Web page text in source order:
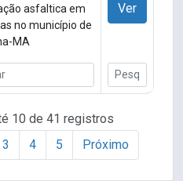
asfaltica em
no município de
MA
Ver
10 de 41 registros
3 4 5 Próximo